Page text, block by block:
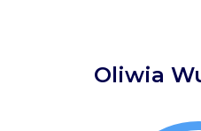
Oliwia